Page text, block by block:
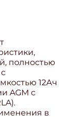
полностью
12Ач
AGM с
в